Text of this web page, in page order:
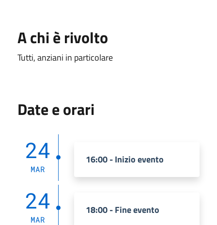
A chi è rivolto
Tutti, anziani in particolare
Date e orari
24
MAR
16:00 - Inizio evento
24
MAR
18:00 - Fine evento